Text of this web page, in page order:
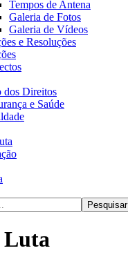
Tempos de Antena
Galeria de Fotos
Galeria de Vídeos
e Resoluções
dos Direitos
e Saúde
Pesquisar
Luta